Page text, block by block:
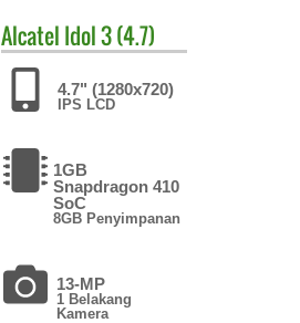
Alcatel Idol 3 (4.7)
4.7" (1280x720)
IPS LCD
1GB
Snapdragon 410
SoC
8GB Penyimpanan
13-MP
1 Belakang
Kamera